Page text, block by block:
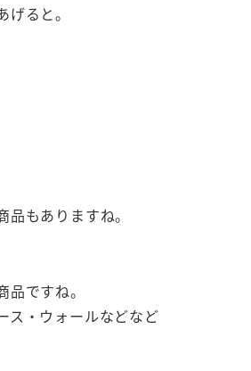
ると。
もありますね。
ですね。
ス・ウォールなどなど